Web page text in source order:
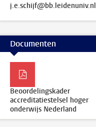
j.e.schijf@bb.leidenuniv.nl
Documenten
Beoordelingskader
accreditatiestelsel hoger
onderwijs Nederland